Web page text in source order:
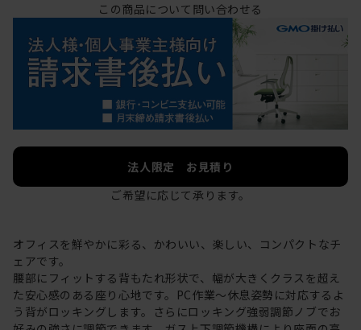
この商品について問い合わせる
法人限定 お見積り
ご希望に応じて承ります。
オフィスを鮮やかに彩る、かわいい、楽しい、コンパクトなチ
ェアです。
腰部にフィットする背もたれ形状で、幅が大きくクラスを超え
た安心感のある座り心地です。PC作業～休息姿勢に対応するよ
う背がロッキングします。さらにロッキング強弱調節ノブでお